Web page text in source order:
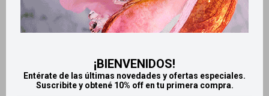
¡BIENVENIDOS!
Entérate de las últimas novedades y ofertas especiales.
Suscribite y obtené 10% off en tu primera compra.
Llega EL LUNES
Alcohol en gel 40 g Oxford
$ 117